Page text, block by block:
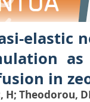
elastic
in
H; Theodorou,